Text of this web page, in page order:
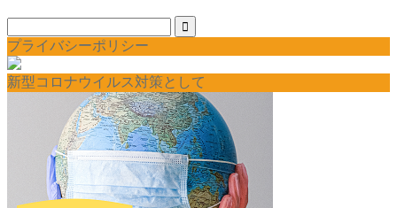
プライバシーポリシー
新型コロナウイルス対策として